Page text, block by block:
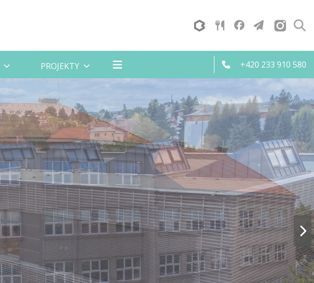
PROJEKTY +420 233 910 580